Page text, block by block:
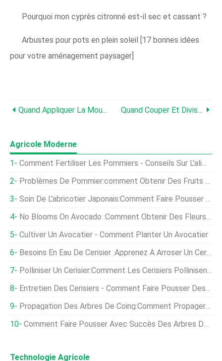
Pourquoi mon cyprès citronné est-il sec et cassant ?
Arbustes pour pots en plein soleil [17 bonnes idées
pour votre aménagement paysager]
Quand Appliquer La Mousse [et Comment] Quand Couper Et Diviser L'iris [et Comment Faire]
Agricole Moderne
Comment Fertiliser Les Pommiers - Conseils Sur L'alimentation Des Pommiers
Problèmes De Pommier:comment Obtenir Des Fruits Sur Des Pommiers
Soin De L'abricotier Japonais:Comment Faire Pousser Des Abricotiers Japonais
No Blooms On Avocado :Comment Obtenir Des Fleurs Sur Les Avocatiers
Cultiver Un Avocatier - Comment Planter Un Avocatier
Besoins En Eau De Cerisier :Apprenez À Arroser Un Cerisier
Polliniser Un Cerisier:Comment Les Cerisiers Pollinisent-Ils
Entretien Des Cerisiers - Comment Faire Pousser Des Cerisiers
Propagation Des Arbres De Coing:Comment Propager Des Arbres De Coing En Fruits
Comment Faire Pousser Avec Succès Des Arbres De Conteneurs
Technologie Agricole